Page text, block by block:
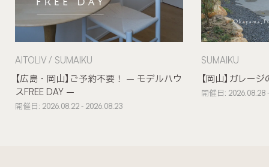
【広島・岡山】ご予約不要！ – モデルハウ
スFREE DAY –
AITOLIV SUMAIKU
開催日: 2026.08.22 - 2026.08.23
【岡山】ガレー
SUMAIKU
開催日: 2026.08.28